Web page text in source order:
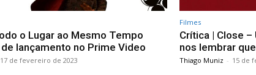
o Lugar ao Mesmo Tempo
lançamento no Prime Video
17 de fevereiro de 2023
Filmes
Crítica | Close
nos lembrar
Thiago Muniz - 15 de